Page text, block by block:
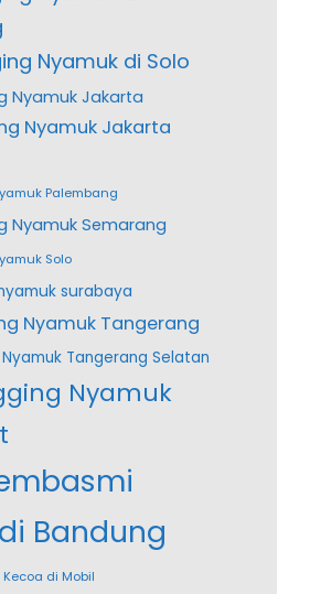
Nyamuk di Solo
Nyamuk Jakarta
Nyamuk Jakarta
Palembang
Nyamuk Semarang
Solo
surabaya
Nyamuk Tangerang
Tangerang Selatan
Nyamuk
Bandung
di Mobil